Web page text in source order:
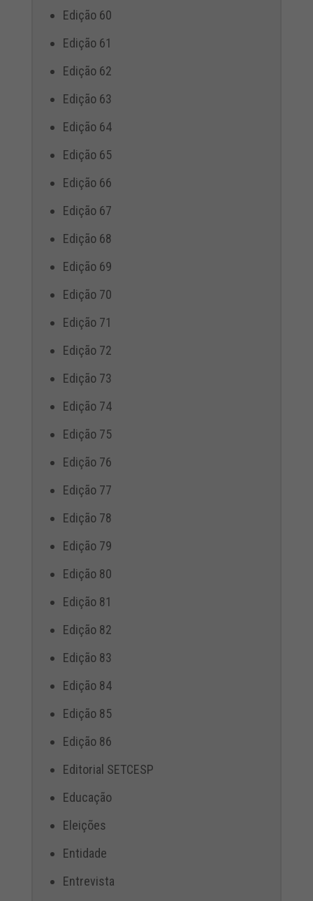
Edição 60
Edição 61
Edição 62
Edição 63
Edição 64
Edição 65
Edição 66
Edição 67
Edição 68
Edição 69
Edição 70
Edição 71
Edição 72
Edição 73
Edição 74
Edição 75
Edição 76
Edição 77
Edição 78
Edição 79
Edição 80
Edição 81
Edição 82
Edição 83
Edição 84
Edição 85
Edição 86
Editorial SETCESP
Educação
Eleições
Entidade
Entrevista